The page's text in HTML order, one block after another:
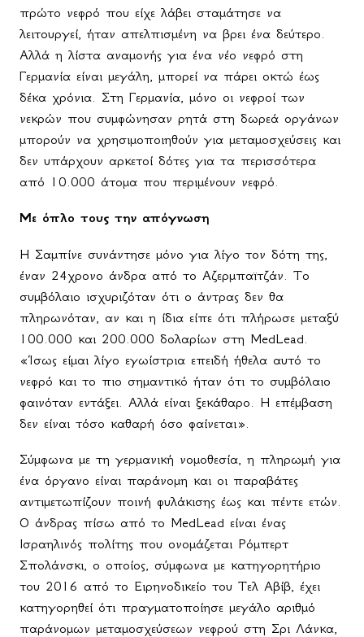
πρώτο νεφρό που είχε λάβει σταμάτησε να
λειτουργεί, ήταν απελπισμένη να βρει ένα δεύτερο.
Αλλά η λίστα αναμονής για ένα νέο νεφρό στη
Γερμανία είναι μεγάλη, μπορεί να πάρει οκτώ έως
δέκα χρόνια. Στη Γερμανία, μόνο οι νεφροί των
νεκρών που συμφώνησαν ρητά στη δωρεά οργάνων
μπορούν να χρησιμοποιηθούν για μεταμοσχεύσεις και
δεν υπάρχουν αρκετοί δότες για τα περισσότερα
από 10.000 άτομα που περιμένουν νεφρό.
Με όπλο τους την απόγνωση
Η Σαμπίνε συνάντησε μόνο για λίγο τον δότη της,
έναν 24χρονο άνδρα από το Αζερμπαϊτζάν. Το
συμβόλαιο ισχυριζόταν ότι ο άντρας δεν θα
πληρωνόταν, αν και η ίδια είπε ότι πλήρωσε μεταξύ
100.000 και 200.000 δολαρίων στη MedLead.
«Ίσως είμαι λίγο εγωίστρια επειδή ήθελα αυτό το
νεφρό και το πιο σημαντικό ήταν ότι το συμβόλαιο
φαινόταν εντάξει. Αλλά είναι ξεκάθαρο. Η επέμβαση
δεν είναι τόσο καθαρή όσο φαίνεται».
Σύμφωνα με τη γερμανική νομοθεσία, η πληρωμή για
ένα όργανο είναι παράνομη και οι παραβάτες
αντιμετωπίζουν ποινή φυλάκισης έως και πέντε ετών.
Ο άνδρας πίσω από το MedLead είναι ένας
Ισραηλινός πολίτης που ονομάζεται Ρόμπερτ
Σπολάνσκι, ο οποίος, σύμφωνα με κατηγορητήριο
του 2016 από το Ειρηνοδικείο του Τελ Αβίβ, έχει
κατηγορηθεί ότι πραγματοποίησε μεγάλο αριθμό
παράνομων μεταμοσχεύσεων νεφρού στη Σρι Λάνκα,